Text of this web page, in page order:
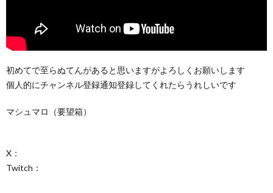
初めてで至らぬてんがあると思いますがよろしくお願いします
個人的にチャンネル登録通知登録してくれたらうれしいです
マシュマロ（要望箱）
X：
Twitch：